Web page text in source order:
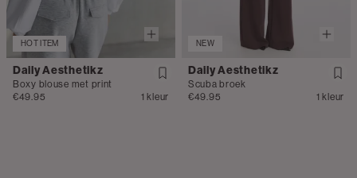
HOT ITEM
Daily Aesthetikz
Boxy blouse met print
€49.95
1 kleur
NEW
Daily Aesthetikz
Scuba broek
€49.95
1 kleur